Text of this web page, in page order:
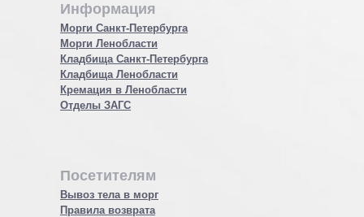
Посетителям
Вывоз тела в морг
Правила возврата
Информация
Морги Санкт-Петербурга
Морги Ленобласти
Кладбища Санкт-Петербурга
Кладбища Ленобласти
Кремация в Ленобласти
Отделы ЗАГС